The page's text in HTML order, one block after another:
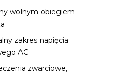
wolnym obiegiem
zakres napięcia
AC
zwarciowe,